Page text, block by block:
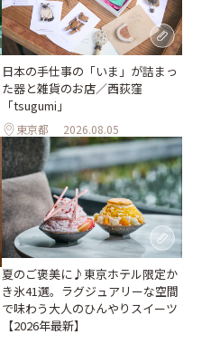
日本の手仕事の「いま」が詰まっ
た器と雑貨のお店／西荻窪
「tsugumi」
東京都 2026.08.05
夏のご褒美に♪東京ホテル限定か
き氷41選。ラグジュアリーな空間
で味わう大人のひんやりスイーツ
【2026年最新】